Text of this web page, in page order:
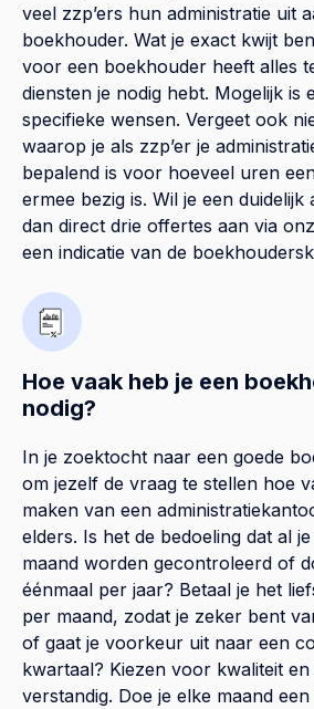
veel zzp’ers hun administratie uit
boekhouder. Wat je exact kwijt
voor een boekhouder heeft alles
diensten je nodig hebt. Mogelijk is
specifieke wensen. Vergeet ook
waarop je als zzp’er je
bepalend is voor hoeveel uren
ermee bezig is. Wil je een
dan direct drie offertes aan via
een indicatie van de
Hoe vaak heb je een
nodig?
In je zoektocht naar een goede
om jezelf de vraag te stellen hoe
maken van een
elders. Is het de bedoeling dat al
maand worden gecontroleerd of
éénmaal per jaar? Betaal je het
per maand, zodat je zeker bent
of gaat je voorkeur uit naar een
kwartaal? Kiezen voor kwaliteit en
verstandig. Doe je elke maand